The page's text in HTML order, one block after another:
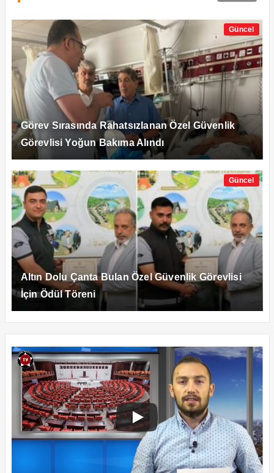
Güncel
Görev Sırasında Rahatsızlanan Özel Güvenlik
Görevlisi Yoğun Bakıma Alındı
Güncel
Altın Dolu Çanta Bulan Özel Güvenlik Görevlisi
İçin Ödül Töreni